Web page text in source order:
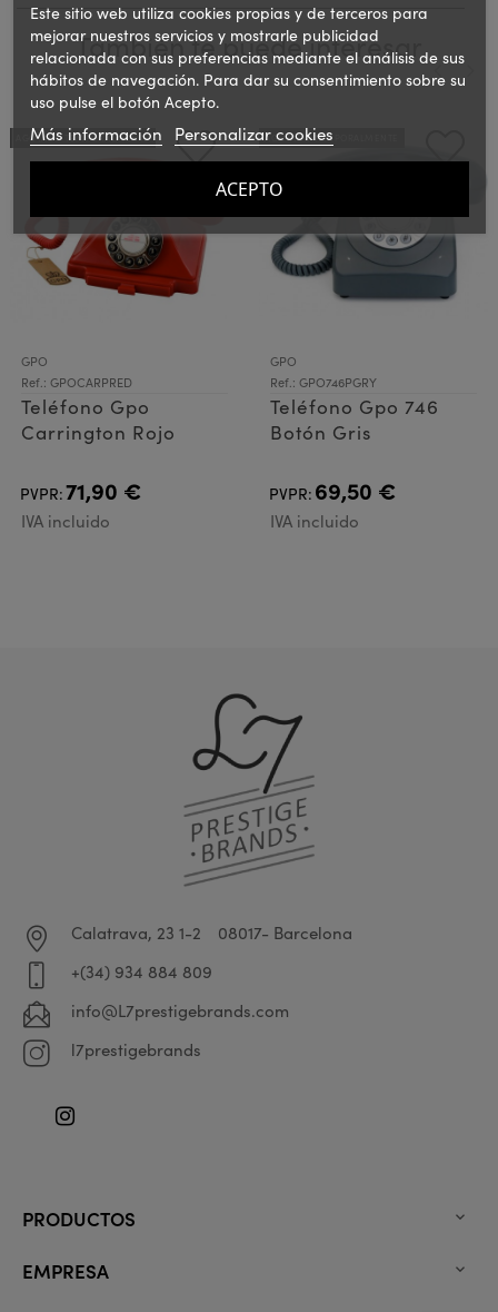
También te puede interesar
AGOTADO TEMPORALMENTE
GPO
Ref.: GPOCARPRED
Teléfono Gpo
Carrington Rojo
PVPR:71,90 €
IVA incluido
AGOTADO TEMPORALMENTE
GPO
Ref.: GPO746PGRY
Teléfono Gpo 746
Botón Gris
PVPR: 69,50 €
IVA incluido
Este sitio web utiliza cookies propias y de terceros para
mejorar nuestros servicios y mostrarle publicidad
relacionada con sus preferencias mediante el análisis de sus
hábitos de navegación. Para dar su consentimiento sobre su
uso pulse el botón Acepto.
Más información Personalizar cookies
ACEPTO
Calatrava, 23 1-2
08017- Barcelona
+(34) 934 884 809
info@L7prestigebrands.com
l7prestigebrands
Instagram
PRODUCTOS 
EMPRESA 